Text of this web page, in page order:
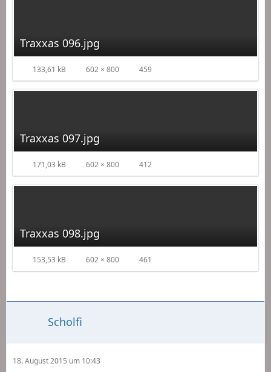
Traxxas 096.jpg
133,61 kB 602 × 800 459
Traxxas 097.jpg
171,03 kB 602 × 800 412
Traxxas 098.jpg
153,53 kB 602 × 800 461
Scholfi
18. August 2015 um 10:43